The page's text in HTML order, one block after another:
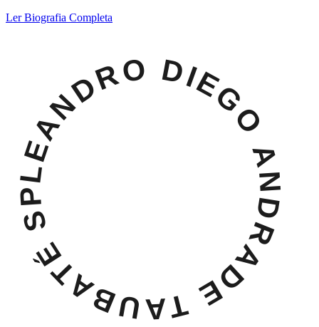
Ler Biografia Completa
LEANDRO DIEGO ANDRADE TAUBATÉ SP